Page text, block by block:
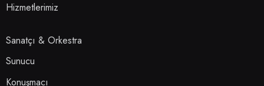
Hizmetlerimiz
Sanatçı & Orkestra
Sunucu
Konuşmacı